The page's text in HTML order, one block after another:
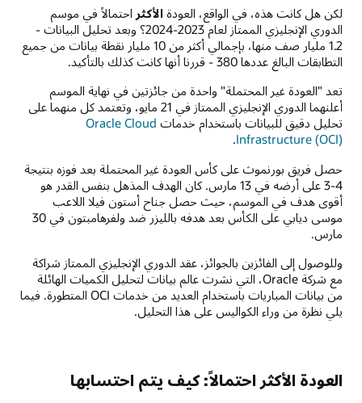
لكن هل كانت هذه، في الواقع، العودة الأكثر احتمالاً في موسم
الدوري الإنجليزي الممتاز لعام 2023-2024؟ وبعد تحليل البيانات -
1.2 مليار صف منها، بإجمالي أكثر من 10 مليار نقطة بيانات من جميع
التطابقات البالغ عددها 380 - قررنا أنها كانت كذلك بالتأكيد.
تعد "العودة غير المحتملة" واحدة من جائزتين في نهاية الموسم
أعلنهما الدوري الإنجليزي الممتاز في 21 مايو، وتعتمد كل منهما على
تحليل دقيق للبيانات باستخدام خدمات Oracle Cloud
Infrastructure (OCI)
.
حصل فريق بورنموث على كأس العودة غير المحتملة بعد فوزه بنتيجة
4-3 على أرضه في 13 مارس. كان الهدف المذهل بنفس القدر هو
أقوى هدف في الموسم، حيث حصل جناح أستون فيلا اللاعب
موسى ديابي على الكأس بعد هدفه بالليزر ضد ولفرهامبتون في 30
مارس.
وللوصول إلى الفائزين بالجوائز، عقد الدوري الإنجليزي الممتاز شراكة
مع شركة Oracle، التي نشرت عالم بيانات لتحليل الكميات الهائلة
من بيانات المباريات باستخدام العديد من خدمات OCI المتطورة. فيما
يلي نظرة من وراء الكواليس على هذا التحليل.
العودة الأكثر احتمالاً: كيف يتم احتسابها